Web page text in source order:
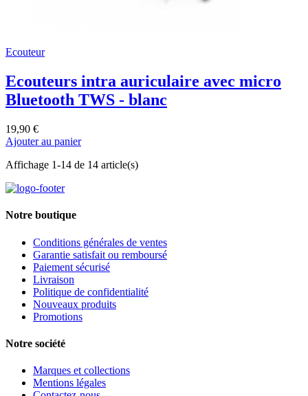
Ecouteur
Ecouteurs intra auriculaire avec micro
Bluetooth TWS - blanc
19,90 €
Ajouter au panier
Affichage 1-14 de 14 article(s)
Notre boutique
Conditions générales de ventes
Garantie satisfait ou remboursé
Paiement sécurisé
Livraison
Politique de confidentialité
Nouveaux produits
Promotions
Notre société
Marques et collections
Mentions légales